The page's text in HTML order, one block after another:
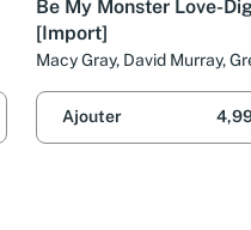
Be My Monster Love-
[Import]
Macy Gray, David Murray,
Bobby Bradford, Jaribu
Abiodun Oyewole, Ishmael
Ajouter